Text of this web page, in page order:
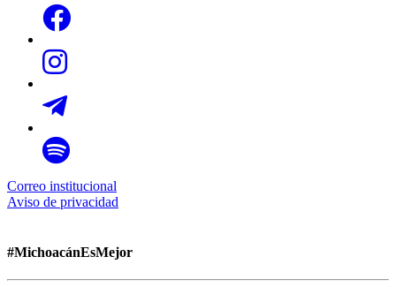
Correo institucional
Aviso de privacidad
#MichoacánEsMejor